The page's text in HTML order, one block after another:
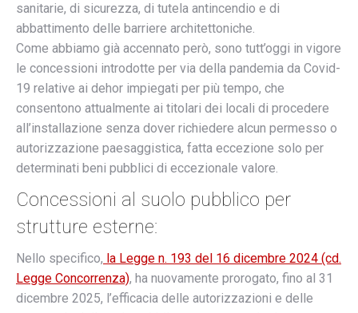
sanitarie, di sicurezza, di tutela antincendio e di
abbattimento delle barriere architettoniche.
Come abbiamo già accennato però, sono tutt’oggi in vigore
le concessioni introdotte per via della pandemia da Covid-
19 relative ai dehor impiegati per più tempo, che
consentono attualmente ai titolari dei locali di procedere
all’installazione senza dover richiedere alcun permesso o
autorizzazione paesaggistica, fatta eccezione solo per
determinati beni pubblici di eccezionale valore.
Concessioni al suolo pubblico per
strutture esterne:
Nello specifico, la Legge n. 193 del 16 dicembre 2024 (cd.
Legge Concorrenza), ha nuovamente prorogato, fino al 31
dicembre 2025, l’efficacia delle autorizzazioni e delle